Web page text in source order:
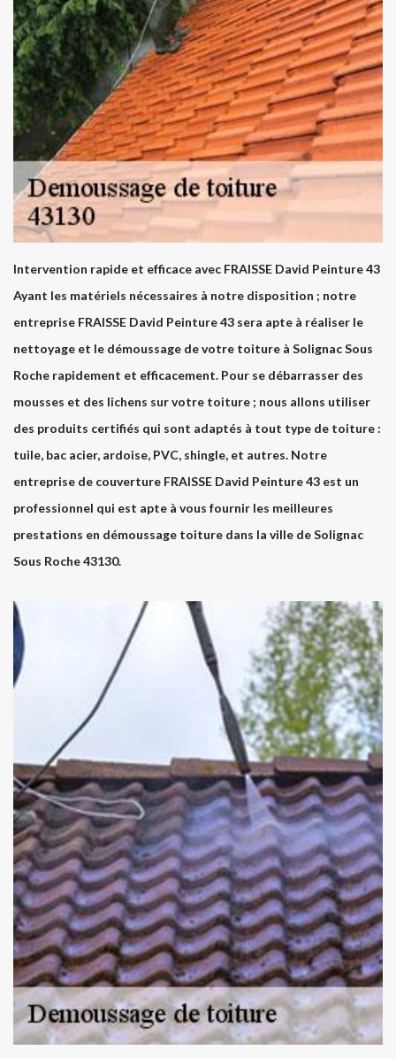
Intervention rapide et efficace avec FRAISSE David Peinture 43
Ayant les matériels nécessaires à notre disposition ; notre
entreprise FRAISSE David Peinture 43 sera apte à réaliser le
nettoyage et le démoussage de votre toiture à Solignac Sous
Roche rapidement et efficacement. Pour se débarrasser des
mousses et des lichens sur votre toiture ; nous allons utiliser
des produits certifiés qui sont adaptés à tout type de toiture :
tuile, bac acier, ardoise, PVC, shingle, et autres. Notre
entreprise de couverture FRAISSE David Peinture 43 est un
professionnel qui est apte à vous fournir les meilleures
prestations en démoussage toiture dans la ville de Solignac
Sous Roche 43130.